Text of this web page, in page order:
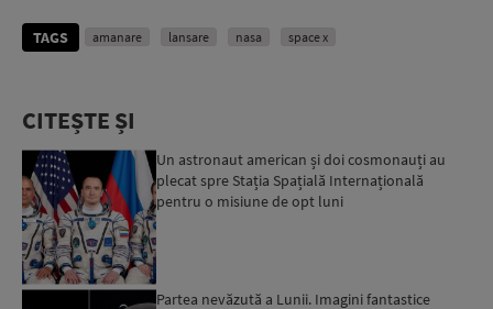
TAGS amanare lansare nasa space x
CITEȘTE ȘI
Un astronaut american și doi cosmonauți au
plecat spre Stația Spațială Internațională
pentru o misiune de opt luni
Partea nevăzută a Lunii. Imagini fantastice